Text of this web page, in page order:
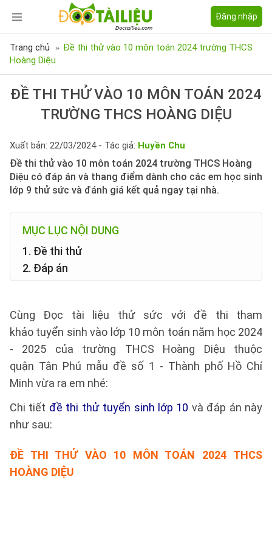
Đăng nhập
Trang chủ
Đề thi thử vào 10 môn toán 2024 trường THCS
Hoàng Diệu
ĐỀ THI THỬ VÀO 10 MÔN TOÁN 2024
TRƯỜNG THCS HOÀNG DIỆU
Xuất bản: 22/03/2024 - Tác giả: Huyền Chu
Đề thi thử vào 10 môn toán 2024 trường THCS Hoàng
Diệu có đáp án và thang điểm dành cho các em học sinh
lớp 9 thử sức và đánh giá kết quả ngay tại nhà.
MỤC LỤC NỘI DUNG
1. Đề thi thử
2. Đáp án
Cùng Đọc tài liệu thử sức với đề thi tham
khảo tuyển sinh vào lớp 10 môn toán năm học 2024
- 2025 của trường THCS Hoàng Diệu thuộc
quận Tân Phú mẫu đề số 1 - Thành phố Hồ Chí
Minh vừa ra em nhé:
Chi tiết đề thi thử tuyển sinh lớp 10 và đáp án này
như sau:
ĐỀ THI THỬVÀO 10 MÔN TOÁN 2024 THCS
HOÀNG DIỆU